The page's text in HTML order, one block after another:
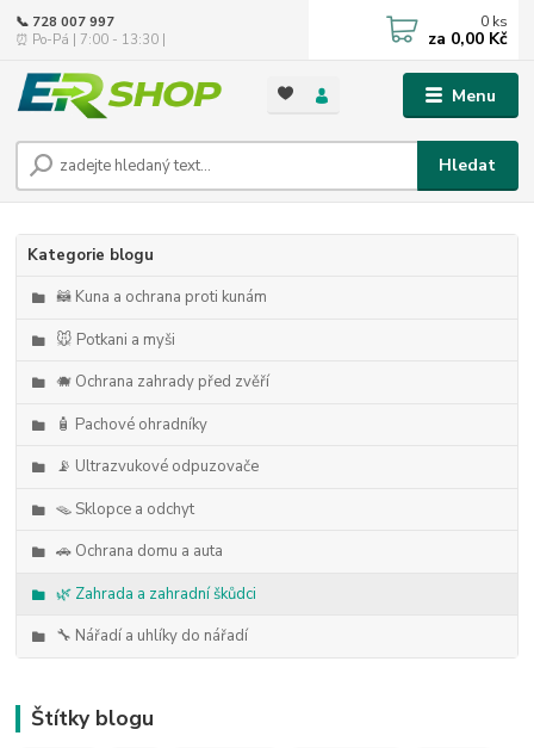
Menu
Hledat
📞 728 007 997
⏰ Po-Pá | 7:00 - 13:30 |
0 ks
za 0,00 Kč
Kategorie blogu
🦝 Kuna a ochrana proti kunám
🐭 Potkani a myši
🐗 Ochrana zahrady před zvěří
🧴 Pachové ohradníky
📡 Ultrazvukové odpuzovače
🪤 Sklopce a odchyt
🚗 Ochrana domu a auta
🌿 Zahrada a zahradní škůdci
🔧 Nářadí a uhlíky do nářadí
Štítky blogu